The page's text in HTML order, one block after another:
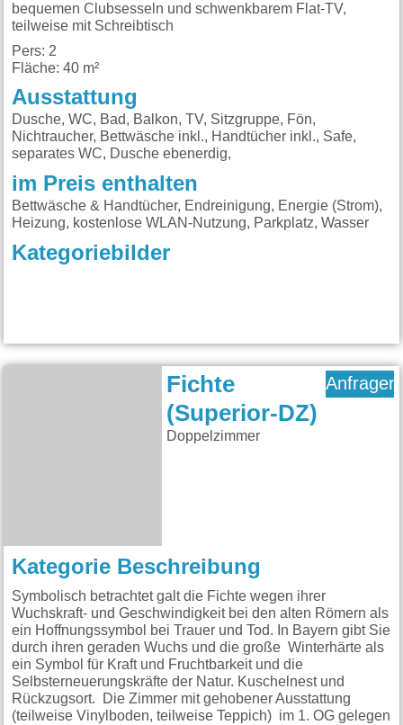
bequemen Clubsesseln und schwenkbarem Flat-TV,
teilweise mit Schreibtisch
Pers: 2
Fläche: 40 m²
Ausstattung
Dusche, WC, Bad, Balkon, TV, Sitzgruppe, Fön,
Nichtraucher, Bettwäsche inkl., Handtücher inkl., Safe,
separates WC, Dusche ebenerdig,
im Preis enthalten
Bettwäsche & Handtücher, Endreinigung, Energie (Strom),
Heizung, kostenlose WLAN-Nutzung, Parkplatz, Wasser
Kategoriebilder
Fichte
(Superior-DZ)
Doppelzimmer
Anfragen
Kategorie Beschreibung
Symbolisch betrachtet galt die Fichte wegen ihrer
Wuchskraft- und Geschwindigkeit bei den alten Römern als
ein Hoffnungssymbol bei Trauer und Tod. In Bayern gibt Sie
durch ihren geraden Wuchs und die große Winterhärte als
ein Symbol für Kraft und Fruchtbarkeit und die
Selbsterneuerungskräfte der Natur. Kuschelnest und
Rückzugsort. Die Zimmer mit gehobener Ausstattung
(teilweise Vinylboden, teilweise Teppich) im 1. OG gelegen